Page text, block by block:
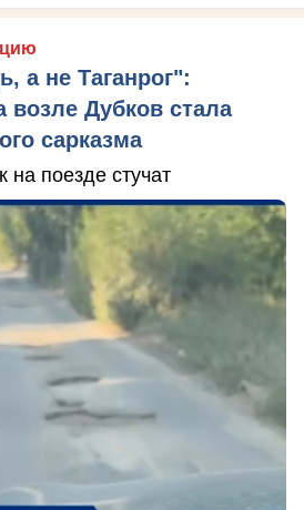
а не Таганрог":
возле Дубков стала
сарказма
на поезде стучат